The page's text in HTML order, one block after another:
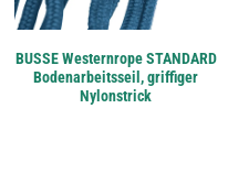
BUSSE Westernrope STANDARD
Bodenarbeitsseil, griffiger
Nylonstrick